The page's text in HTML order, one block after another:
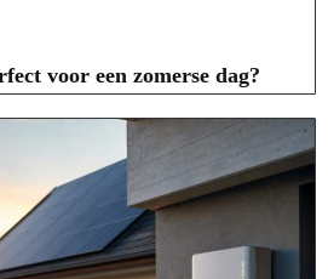
voor een zomerse dag?